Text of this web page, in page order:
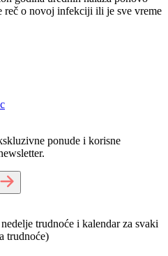
o novoj infekciji ili je sve vreme
ponude i korisne
trudnoće i kalendar za svaki
trudnoće)